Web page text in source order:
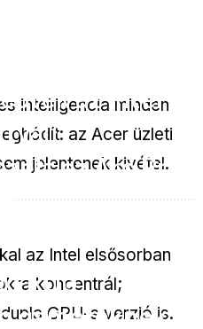
intelligencia minden
az Acer üzleti
jelentenek kivétel.
az Intel
az Arc Pro
az Intel elsősorban
koncentrál;
GPU-s verzió is.
ROG
gamereknek